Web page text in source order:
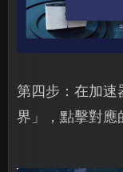
第四步：在加速
界」，點擊對應